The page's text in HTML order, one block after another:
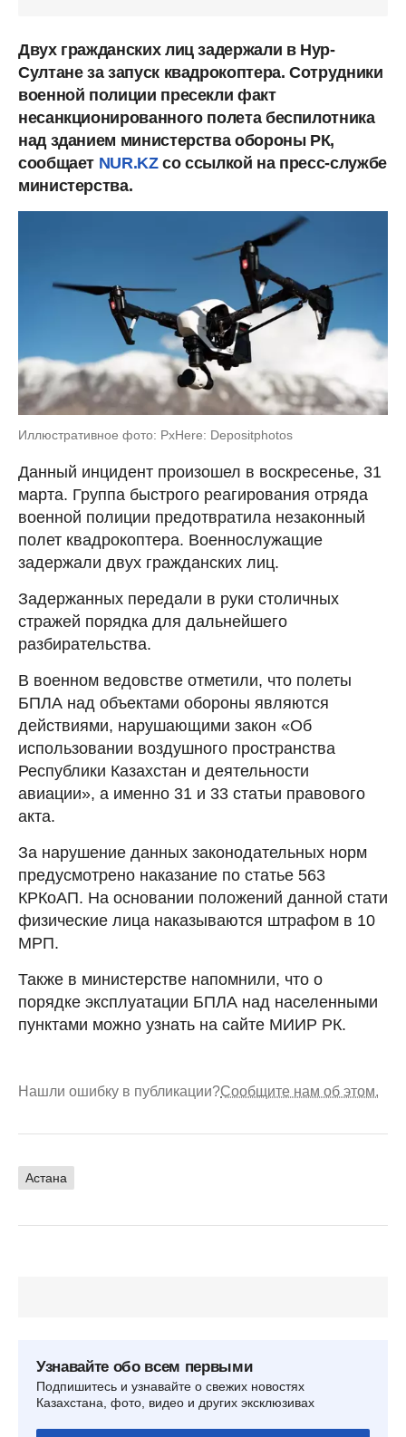
Двух гражданских лиц задержали в Нур-
Султане за запуск квадрокоптера. Сотрудники
военной полиции пресекли факт
несанкционированного полета беспилотника
над зданием министерства обороны РК,
сообщает NUR.KZсо ссылкой на пресс-службе
министерства.
Иллюстративное фото: PxHere: Depositphotos
Данный инцидент произошел в воскресенье, 31
марта. Группа быстрого реагирования отряда
военной полиции предотвратила незаконный
полет квадрокоптера. Военнослужащие
задержали двух гражданских лиц.
Задержанных передали в руки столичных
стражей порядка для дальнейшего
разбирательства.
В военном ведовстве отметили, что полеты
БПЛА над объектами обороны являются
действиями, нарушающими закон «Об
использовании воздушного пространства
Республики Казахстан и деятельности
авиации», а именно 31 и 33 статьи правового
акта.
За нарушение данных законодательных норм
предусмотрено наказание по статье 563
КРКоАП. На основании положений данной стати
физические лица наказываются штрафом в 10
МРП.
Также в министерстве напомнили, что о
порядке эксплуатации БПЛА над населенными
пунктами можно узнать на сайте МИИР РК.
Нашли ошибку в публикации?Сообщите нам об этом.
Астана
Узнавайте обо всем первыми
Подпишитесь и узнавайте о свежих новостях
Казахстана, фото, видео и других эксклюзивах